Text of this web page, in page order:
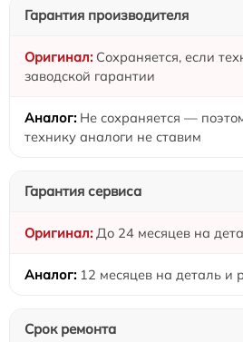
Гарантия производителя
Сохраняется, если
заводской гарантии
Не сохраняется —
технику аналоги не ставим
Гарантия сервиса
До 24 месяцев на
12 месяцев на деталь и
Срок ремонта